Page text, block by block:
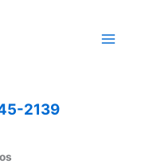
2139